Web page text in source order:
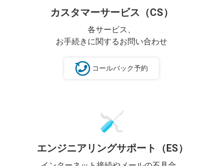
カスタマーサービス（CS）
各サービス、
お手続きに関するお問い合わせ
コールバック予約
エンジニアリングサポート（ES）